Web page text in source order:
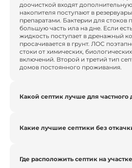
доочисткой входят
накопителя поступают в
препаратами. Бактерии для стоков
большую часть ила на дне. Если
жидкость поступает в дренажный
просачивается в грунт. ЛОС
стоки от химических,
включений. Второй и третий тип
домов постоянного проживания.
Какой септик лучше для частного
Какие лучшие септики без
Где расположить септик на